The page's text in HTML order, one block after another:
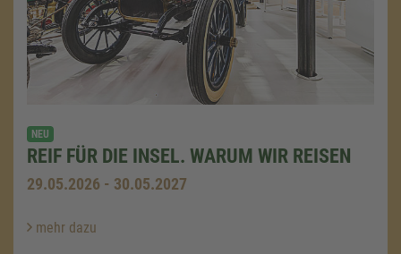
NEU
REIF FÜR DIE INSEL. WARUM WIR REISEN
29.05.2026 - 30.05.2027
mehr dazu